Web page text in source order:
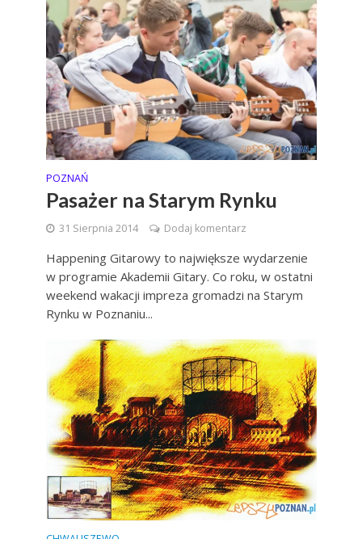
POZNAŃ
Pasażer na Starym Rynku
31 Sierpnia 2014 Dodaj komentarz
Happening Gitarowy to największe wydarzenie
w programie Akademii Gitary. Co roku, w ostatni
weekend wakacji impreza gromadzi na Starym
Rynku w Poznaniu...